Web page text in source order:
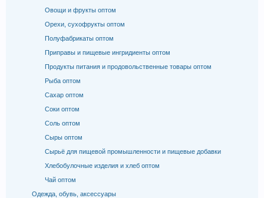
Овощи и фрукты оптом
Орехи, сухофрукты оптом
Полуфабрикаты оптом
Приправы и пищевые ингридиенты оптом
Продукты питания и продовольственные товары оптом
Рыба оптом
Сахар оптом
Соки оптом
Соль оптом
Сыры оптом
Сырьё для пищевой промышленности и пищевые добавки
Хлебобулочные изделия и хлеб оптом
Чай оптом
Одежда, обувь, аксессуары